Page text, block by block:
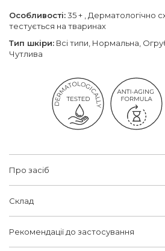
Особливості:35 + , Дерматологічно
тестується на тваринах
Тип шкіри: Всі типи, Нормальна,
Чутлива
Про засіб
Склад
Рекомендації до застосування